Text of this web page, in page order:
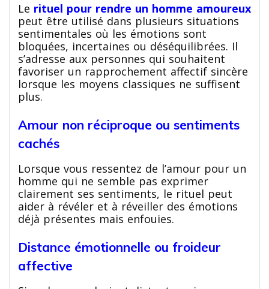
Le rituel pour rendre un homme amoureux
peut être utilisé dans plusieurs situations
sentimentales où les émotions sont
bloquées, incertaines ou déséquilibrées. Il
s’adresse aux personnes qui souhaitent
favoriser un rapprochement affectif sincère
lorsque les moyens classiques ne suffisent
plus.
Amour non réciproque ou sentiments
cachés
Lorsque vous ressentez de l’amour pour un
homme qui ne semble pas exprimer
clairement ses sentiments, le rituel peut
aider à révéler et à réveiller des émotions
déjà présentes mais enfouies.
Distance émotionnelle ou froideur
affective